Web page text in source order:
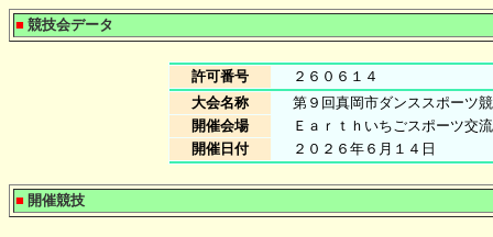
■ 競技会データ
許可番号
２６０６１４
大会名称
第９回真岡市ダンススポーツ
開催会場
Ｅａｒｔｈいちごスポーツ交
開催日付
２０２６年６月１４日
■ 開催競技